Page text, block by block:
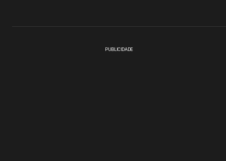
PUBLICIDADE